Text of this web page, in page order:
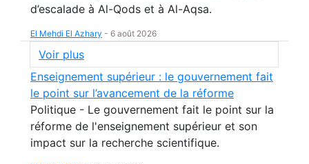
d’escalade à Al-Qods et à Al-Aqsa.
El Mehdi El Azhary - 6 août 2026
Voir plus
Enseignement supérieur : le gouvernement fait
le point sur l’avancement de la réforme
Politique - Le gouvernement fait le point sur la
réforme de l'enseignement supérieur et son
impact sur la recherche scientifique.